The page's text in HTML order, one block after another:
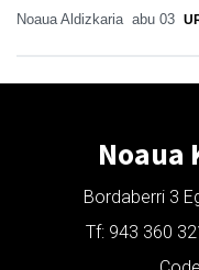
Noaua Aldizkaria abu 03
Noaua
Bordaberri 3
Tf: 943 360